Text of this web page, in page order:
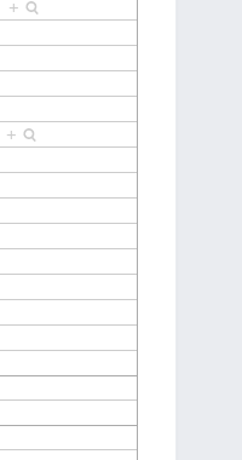
+
+